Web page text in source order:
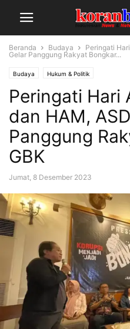
Beranda Budaya
Peringati
Gelar Panggung Rakyat Bongkar...
Budaya Hukum & Politik
Peringati Hari
dan HAM,
Panggung
GBK
Jumat, 8 Desember 2023